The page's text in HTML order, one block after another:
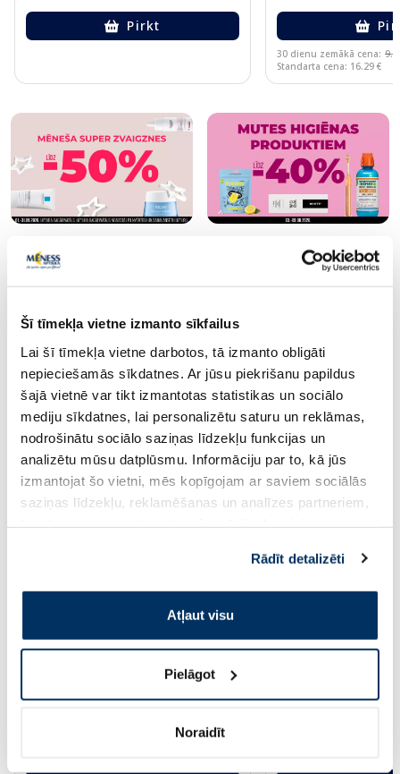
Šī tīmekļa vietne izmanto sīkfailus
Lai šī tīmekļa vietne darbotos, tā izmanto obligāti
nepieciešamās sīkdatnes. Ar jūsu piekrišanu papildus
šajā vietnē var tikt izmantotas statistikas un sociālo
mediju sīkdatnes, lai personalizētu saturu un reklāmas,
nodrošinātu sociālo saziņas līdzekļu funkcijas un
analizētu mūsu datplūsmu. Informāciju par to, kā jūs
izmantojat šo vietni, mēs kopīgojam ar saviem sociālās
saziņas līdzekļu, reklamēšanas un analīzes partneriem,
pakalpojumus. Ja piekrītat šo papildu sīkdatņu
izmantošanai, lūdzu, atzīmējiet savu izvēli:
Rādīt detalizēti
Atļaut visu
Pielāgot
Noraidīt
Pirkt
30 dienu zemākā cena:
Standarta cena: 16.29 €
Populārākie kategorijā
Uztura bagātinātājs Uztura bagātinātājs